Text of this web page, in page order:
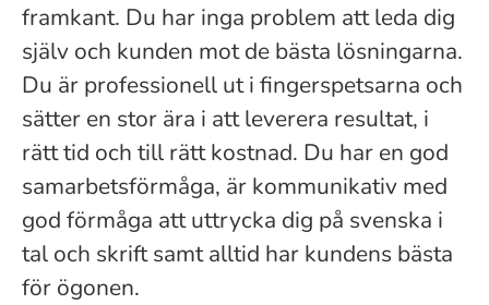
framkant. Du har inga problem att leda dig
själv och kunden mot de bästa lösningarna.
Du är professionell ut i fingerspetsarna och
sätter en stor ära i att leverera resultat, i
rätt tid och till rätt kostnad. Du har en god
samarbetsförmåga, är kommunikativ med
god förmåga att uttrycka dig på svenska i
tal och skrift samt alltid har kundens bästa
för ögonen.